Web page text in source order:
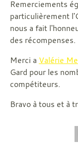
Remerciements
particulièrement
nous a fait
des récompenses.
Merci a Valérie
Gard pour les
compétiteurs.
Bravo à tous et à